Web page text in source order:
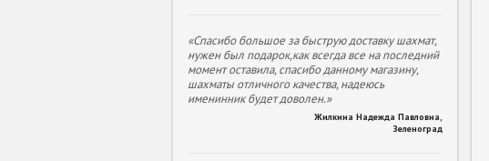
«Спасибо большое за быструю доставку шахмат,
нужен был подарок,как всегда все на последний
момент оставила, спасибо данному магазину,
шахматы отличного качества, надеюсь
именинник будет доволен.»
Жилкина Надежда Павловна
Зеленоград